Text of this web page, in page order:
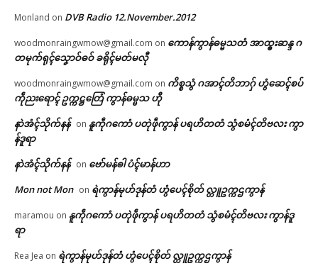
Monland on DVB Radio 12.November.2012
woodmonraingwmow@gmail.com on ကောန်ကွာန်ဓမ္မသတံ အာထ္ၜးဆန္ဒ ဂ
တမုက်ရုၚ်သၞောဝ်ဓဝ် ခရိုၚ်မတ်မလီု
woodmonraingwmow@gmail.com on ကိစ္စသွံ ဂအာၚ်တိဘာဂှ် ဟွံဆေၚ်စပ်
ကဵုညးရောၚ် ဥက္ကဋ္ဌတြေံ ကွာန်ဓမ္မသ ဟီု
နာဲအံၚ်သိုက်နန် on နူကဵုဂကောံ ပတုဲဖဵုကွာန် ပရဟိတတံ သွံစမံၚ်တိဗလး ကွာ
န်ဒူရာ
နာဲအံၚ်သိုက်နန် on ဗော်မန်ၜါ ပံၚ်မာန်ဟာ
Mon not Mon on ရဲကွာန်မုဟ်ဒုန်တံ ဟွံပေၚ်စိုတ် လ္တူဥက္ကဌကွာန်
maramou on နူကဵုဂကောံ ပတုဲဖဵုကွာန် ပရဟိတတံ သွံစမံၚ်တိဗလး ကွာန်ဒူ
ရာ
Rea Jea on ရဲကွာန်မုဟ်ဒုန်တံ ဟွံပေၚ်စိုတ် လ္တူဥက္ကဌကွာန်